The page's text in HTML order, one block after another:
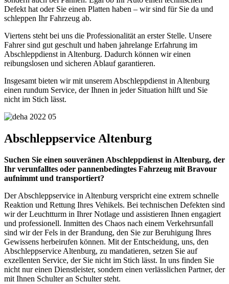
Defekt hat oder Sie einen Platten haben – wir sind für Sie da und
schleppen Ihr Fahrzeug ab.
Viertens steht bei uns die Professionalität an erster Stelle. Unsere
Fahrer sind gut geschult und haben jahrelange Erfahrung im
Abschleppdienst in Altenburg. Dadurch können wir einen
reibungslosen und sicheren Ablauf garantieren.
Insgesamt bieten wir mit unserem Abschleppdienst in Altenburg
einen rundum Service, der Ihnen in jeder Situation hilft und Sie
nicht im Stich lässt.
Abschleppservice Altenburg
Suchen Sie einen souveränen Abschleppdienst in Altenburg, der
Ihr verunfalltes oder pannenbedingtes Fahrzeug mit Bravour
aufnimmt und transportiert?
Der Abschleppservice in Altenburg verspricht eine extrem schnelle
Reaktion und Rettung Ihres Vehikels. Bei technischen Defekten sind
wir der Leuchtturm in Ihrer Notlage und assistieren Ihnen engagiert
und professionell. Inmitten des Chaos nach einem Verkehrsunfall
sind wir der Fels in der Brandung, den Sie zur Beruhigung Ihres
Gewissens herbeirufen können. Mit der Entscheidung, uns, den
Abschleppservice Altenburg, zu mandatieren, setzen Sie auf
exzellenten Service, der Sie nicht im Stich lässt. In uns finden Sie
nicht nur einen Dienstleister, sondern einen verlässlichen Partner, der
mit Ihnen Schulter an Schulter steht.